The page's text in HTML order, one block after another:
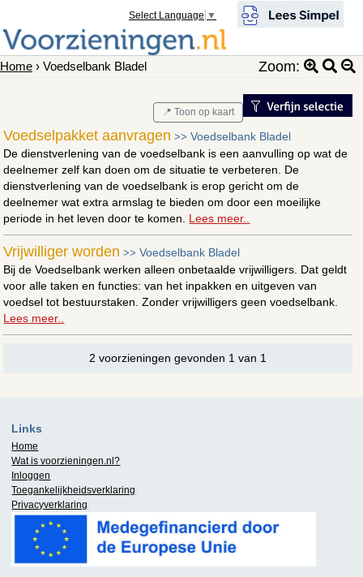
Select Language ▼
Home › Voedselbank Bladel Zoom:
📍 Toon op kaart
Voedselpakket aanvragen >>Voedselbank Bladel
De dienstverlening van de voedselbank is een aanvulling op wat de
deelnemer zelf kan doen om de situatie te verbeteren. De
dienstverlening van de voedselbank is erop gericht om de
deelnemer wat extra armslag te bieden om door een moeilijke
periode in het leven door te komen. Lees meer..
Vrijwilliger worden >>Voedselbank Bladel
Bij de Voedselbank werken alleen onbetaalde vrijwilligers. Dat geldt
voor alle taken en functies: van het inpakken en uitgeven van
voedsel tot bestuurstaken. Zonder vrijwilligers geen voedselbank.
Lees meer..
2 voorzieningen gevonden 1 van 1
Links
Home
Wat is voorzieningen.nl?
Inloggen
Toegankelijkheidsverklaring
Privacyverklaring